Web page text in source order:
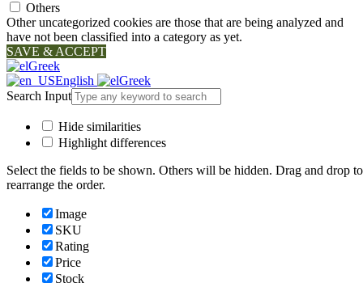
Others
Other uncategorized cookies are those that are being analyzed and
have not been classified into a category as yet.
SAVE & ACCEPT
Greek
English
Greek
Search Input
Hide similarities
Highlight differences
Select the fields to be shown. Others will be hidden. Drag and drop to
rearrange the order.
Image
SKU
Rating
Price
Stock